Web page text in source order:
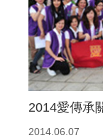
2014愛傳承
2014.06.07